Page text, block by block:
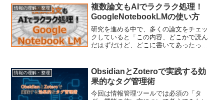
こで今回は特に最近に人気の高い
Paperpileを含...
情報の理解・整理
複数論文もAIでラクラク処理！
GoogleNotebookLMの使い方
研究を進める中で、多くの論文をチェッ
クしていると「この内容、どこかで読ん
だはずだけど、どこに書いてあったっ
いとき、ひとつずつ探して比較するのは
大変です。そんなときに役...
情報の理解・整理
ObsidianとZoteroで実践する効
果的なタグ管理術
今回は情報管理ツールでは必須の「タ